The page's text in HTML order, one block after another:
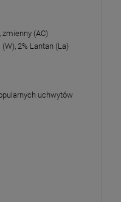
zmienny (AC)
2% Lantan (La)
uchwytów